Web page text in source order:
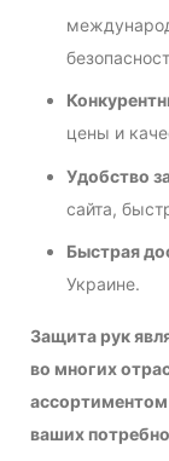
цены и
Удобство
сайта,
Быстрая
Украине.
Защита рук
во многих
ассортиментом
ваших